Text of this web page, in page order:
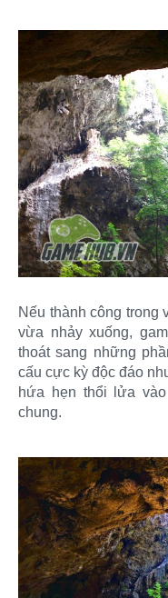
Nếu thành công trong
vừa nhảy xuống,
thoát sang những
cấu cực kỳ độc đáo
hứa hẹn thổi lửa
chung.